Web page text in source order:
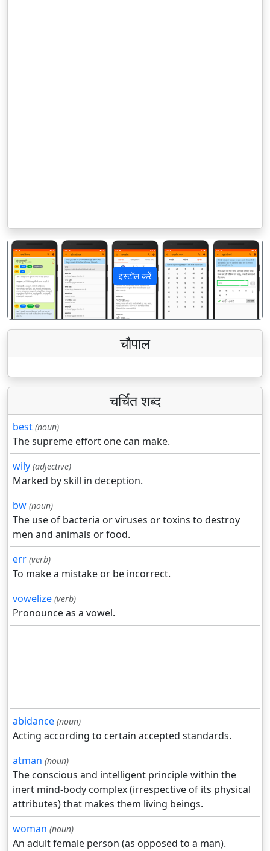
इंस्टॉल करें
पिछला अगला
चौपाल
चर्चित शब्द
best (noun)
The supreme effort one can make.
wily (adjective)
Marked by skill in deception.
bw (noun)
The use of bacteria or viruses or toxins to destroy
men and animals or food.
err (verb)
To make a mistake or be incorrect.
vowelize (verb)
Pronounce as a vowel.
abidance (noun)
Acting according to certain accepted standards.
atman (noun)
The conscious and intelligent principle within the
inert mind-body complex (irrespective of its physical
attributes) that makes them living beings.
woman (noun)
An adult female person (as opposed to a man).